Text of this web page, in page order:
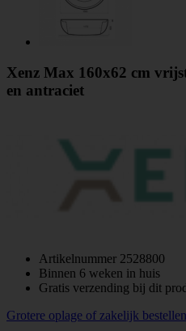
Xenz Max 160x62 cm
en antraciet
Artikelnummer 2528800
Binnen 6 weken in huis
Gratis verzending bij dit
Grotere oplage of zakelijk